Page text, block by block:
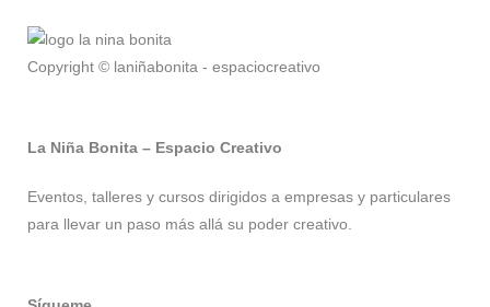
Copyright © laniñabonita - espaciocreativo
La Niña Bonita – Espacio Creativo
Eventos, talleres y cursos dirigidos a empresas y particulares
para llevar un paso más allá su poder creativo.